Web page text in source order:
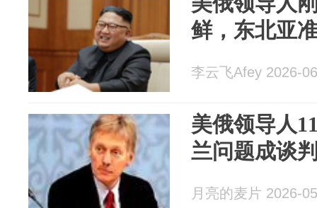
鲜，东北亚
李云飞Afey 2026-
美俄领导人
兰问题成谈
月亮的麦片 2026-